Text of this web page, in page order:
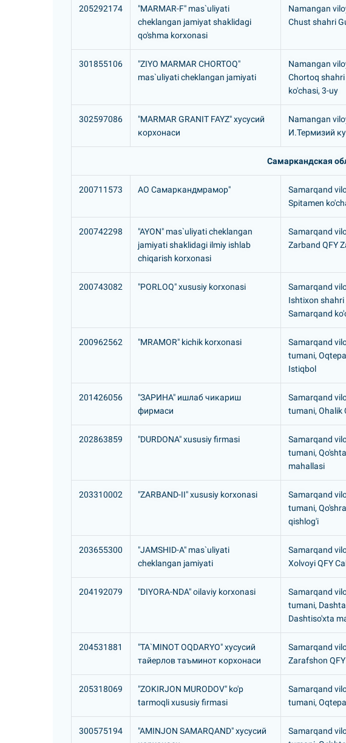
205292174
"MARMAR-F" mas`uliyati
cheklangan jamiyat shaklidagi
qo'shma korxonasi
Namangan
Chust shahri
301855106
"ZIYO MARMAR CHORTOQ"
mas`uliyati cheklangan jamiyati
Namangan
Chortoq shahri
ko'chasi, 3-uy
302597086
"MARMAR GRANIT FAYZ" хусусий
корхонаси
Namangan
И.Термизий
Самаркандская
200711573 АО Самаркандмрамор"
Samarqand
Spitamen
200742298
"AYON" mas`uliyati cheklangan
jamiyati shaklidagi ilmiy ishlab
chiqarish korxonasi
Samarqand
Zarband QFY
200743082 "PORLOQ" xususiy korxonasi
Samarqand
Ishtixon shahri
Samarqand
200962562 "MRAMOR" kichik korxonasi
Samarqand
tumani,
Istiqbol
201426056
"ЗАРИHА" ишлаб чикариш
фирмаси
Samarqand
tumani, Ohalik
202863859 "DURDONA" xususiy firmasi
Samarqand
tumani,
mahallasi
203310002 "ZARBAND-II" xususiy korxonasi
Samarqand
tumani,
qishlog'i
203655300
"JAMSHID-A" mas`uliyati
cheklangan jamiyati
Samarqand
Xolvoyi QFY
204192079 "DIYORA-NDA" oilaviy korxonasi
Samarqand
tumani,
Dashtiso'xta
204531881
"TA`MINOT OQDARYO" хусусий
тайерлов таъминот корхонаси
Samarqand
Zarafshon
205318069
"ZOKIRJON MURODOV" ko'p
tarmoqli xususiy firmasi
Samarqand
tumani,
300575194
"AMINJON SAMARQAND" хусусий
Samarqand